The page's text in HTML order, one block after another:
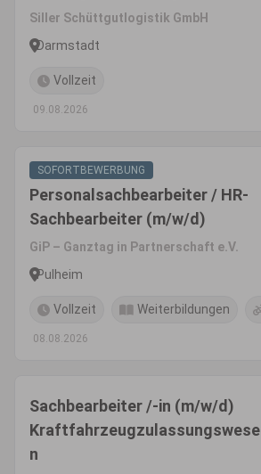
Siller Schüttgutlogistik GmbH
Darmstadt
Vollzeit
09.08.2026
SOFORTBEWERBUNG
Personalsachbearbeiter / HR-
Sachbearbeiter (m/w/d)
GiP – Ganztag in Partnerschaft e.V.
Pulheim
Vollzeit Weiterbildungen
08.08.2026
Sachbearbeiter /-in (m/w/d)
Kraftfahrzeugzulassungswese
n